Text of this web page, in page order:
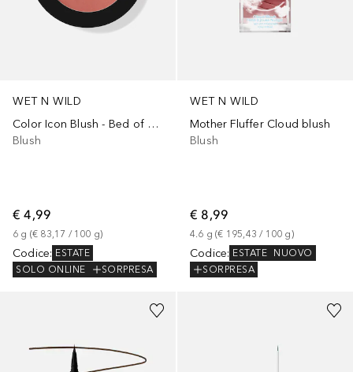
WET N WILD
Color Icon Blush - Bed of Roses
Blush
€ 4,99
6 g (€ 83,17 / 100 g)
Codice: ESTATE
SOLO ONLINE
SORPRESA
WET N WILD
Mother Fluffer Cloud blush
Blush
€ 8,99
4.6 g (€ 195,43 / 100 g)
Codice: ESTATE
NUOVO
SORPRESA